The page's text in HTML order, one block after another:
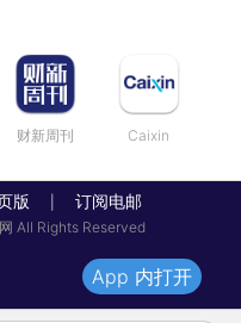
财新周刊 Caixin
版 订阅电邮
All Rights Reserved
App 内打开